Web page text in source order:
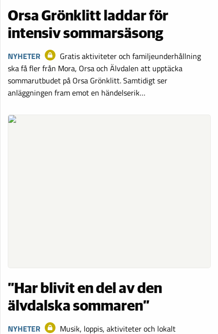
Orsa Grönklitt laddar för
intensiv sommarsäsong
NYHETER
Gratis aktiviteter och familjeunderhållning
ska få fler från Mora, Orsa och Älvdalen att upptäcka
sommarutbudet på Orsa Grönklitt. Samtidigt ser
anläggningen fram emot en händelserik…
”Har blivit en del av den
älvdalska sommaren”
NYHETER
Musik, loppis, aktiviteter och lokalt